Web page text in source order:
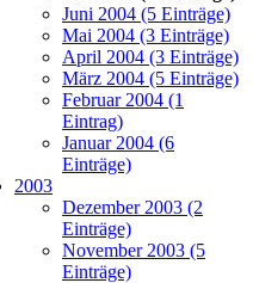
Juni 2004 (5 Einträge)
Mai 2004 (3 Einträge)
April 2004 (3 Einträge)
März 2004 (5 Einträge)
Februar 2004 (1
Eintrag)
Januar 2004 (6
Einträge)
2003
Dezember 2003 (2
Einträge)
November 2003 (5
Einträge)